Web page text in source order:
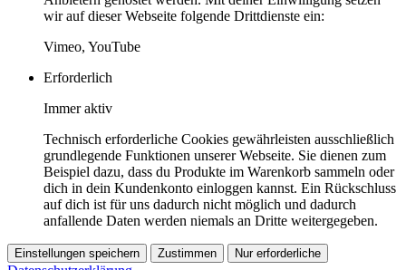
wir auf dieser Webseite folgende Drittdienste ein:
Vimeo, YouTube
Erforderlich
Immer aktiv
Technisch erforderliche Cookies gewährleisten ausschließlich
grundlegende Funktionen unserer Webseite. Sie dienen zum
Beispiel dazu, dass du Produkte im Warenkorb sammeln oder
dich in dein Kundenkonto einloggen kannst. Ein Rückschluss
auf dich ist für uns dadurch nicht möglich und dadurch
anfallende Daten werden niemals an Dritte weitergegeben.
Einstellungen speichern Zustimmen Nur erforderliche